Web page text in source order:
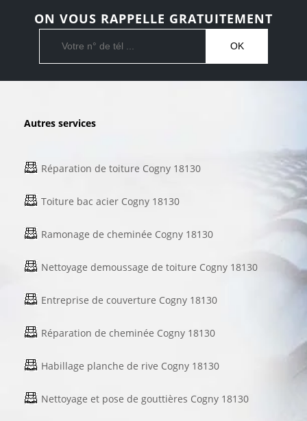
ON VOUS RAPPELLE GRATUITEMENT
Autres services
Réparation de toiture Cogny 18130
Toiture bac acier Cogny 18130
Ramonage de cheminée Cogny 18130
Nettoyage demoussage de toiture Cogny 18130
Entreprise de couverture Cogny 18130
Réparation de cheminée Cogny 18130
Habillage planche de rive Cogny 18130
Nettoyage et pose de gouttières Cogny 18130